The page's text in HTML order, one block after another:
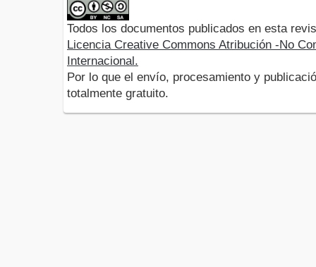
Todos los documentos publicados en esta
Licencia Creative Commons Atribución -No
Internacional.
Por lo que el envío, procesamiento y
totalmente gratuito.